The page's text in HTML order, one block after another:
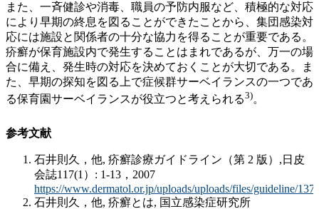
また、一斉健診や消毒、職員の予防内服など、積極的な対応
により早期の終息を図ることができたことから、集団感染対
応には施設と関係者の十分な協力を得ることが重要である。
疥癬が保育施設内で発生することはまれであるが、万一の場
合に備え、発生時の対応を決めておくことが大切である。ま
た、早期の探知を図る上で症候群サーベイランスの一つであ
る保育園サーベイランスが役立つと考えられる3)。
参考文献
石井則久，他, 疥癬診療ガイドライン（第 2 版）,日皮
会誌117(1）: 1-13，2007
https://www.dermatol.or.jp/uploads/uploads/files/guideline/
石井則久，他, 疥癬とは, 国立感染症研究所